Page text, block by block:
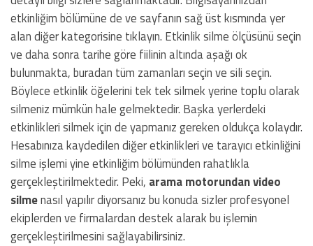
etkinliğim bölümüne de ve sayfanın sağ üst kısmında yer
alan diğer kategorisine tıklayın. Etkinlik silme ölçüsünü seçin
ve daha sonra tarihe göre fiilinin altında aşağı ok
bulunmakta, buradan tüm zamanları seçin ve sili seçin.
Böylece etkinlik öğelerini tek tek silmek yerine toplu olarak
silmeniz mümkün hale gelmektedir. Başka yerlerdeki
etkinlikleri silmek için de yapmanız gereken oldukça kolaydır.
Hesabınıza kaydedilen diğer etkinlikleri ve tarayıcı etkinliğini
silme işlemi yine etkinliğim bölümünden rahatlıkla
gerçekleştirilmektedir. Peki, arama motorundan video
silmenasıl yapılır diyorsanız bu konuda sizler profesyonel
ekiplerden ve firmalardan destek alarak bu işlemin
gerçekleştirilmesini sağlayabilirsiniz.